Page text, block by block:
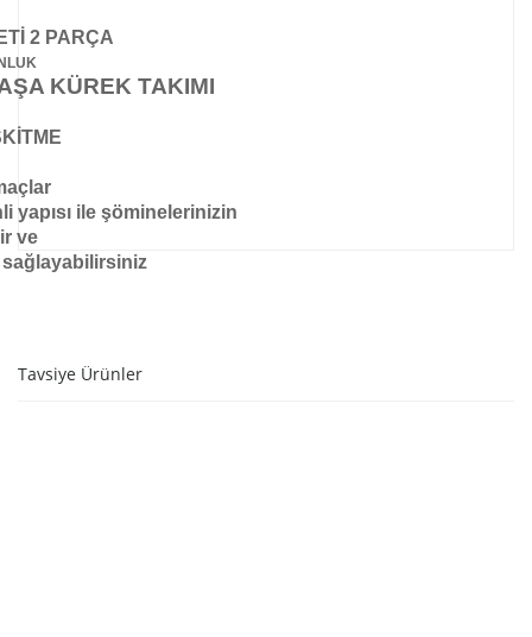
2 PARÇA
KÜREK TAKIMI
yapısı ile şöminelerinizin
ve
sağlayabilirsiniz
Tavsiye Ürünler